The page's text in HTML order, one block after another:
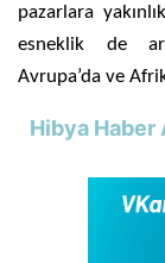
pazarlara
esneklik de
Avrupa’da ve
Hibya Haber